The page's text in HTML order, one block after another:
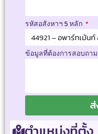
รหัสอสังหาฯ 5 หลัก
ข้อมูลที่ต้องการสอบถาม